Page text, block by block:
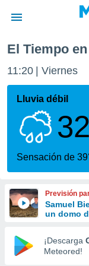
de
por
se
calidad.
a este
las
y
forma
digital
basada
El Tiempo
11:20 Viernes
Lluvia débil
Sensación de
Previsión
Samuel
un domo
¡Descarga
Meteored!